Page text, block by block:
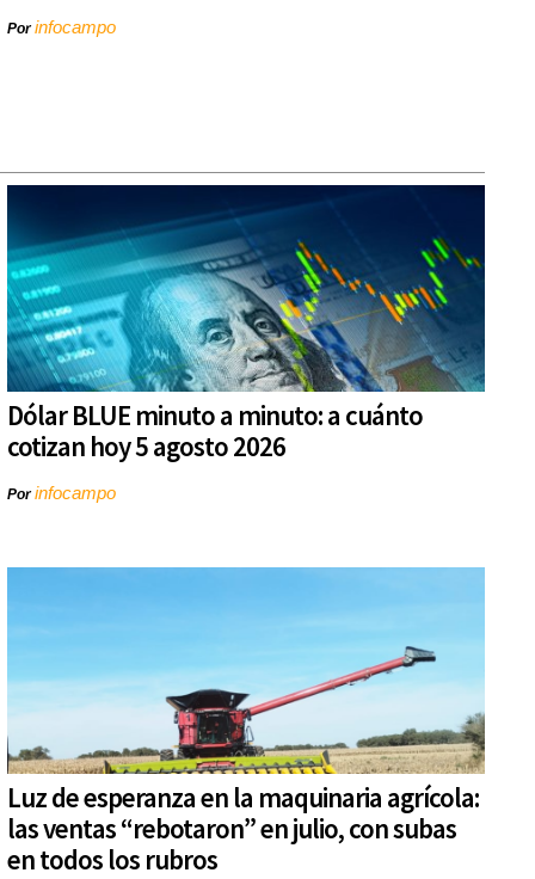
Porinfocampo
Dólar BLUE minuto a minuto: a cuánto
cotizan hoy 5 agosto 2026
Porinfocampo
Luz de esperanza en la maquinaria agrícola:
las ventas “rebotaron” en julio, con subas
en todos los rubros